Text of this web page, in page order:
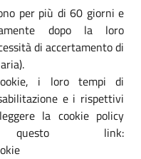
per più di 60 giorni e
dopo la loro
di accertamento di
i loro tempi di
e i rispettivi
la cookie policy
link: